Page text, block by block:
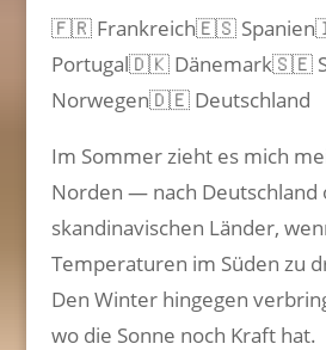
🇫🇷 Frankreich🇪🇸
Portugal🇩🇰 Dänemark🇸🇪
Norwegen🇩🇪 Deutschland
Im Sommer zieht es mich
Norden — nach Deutschland
skandinavischen Länder,
Temperaturen im Süden zu
Den Winter hingegen
wo die Sonne noch Kraft hat.